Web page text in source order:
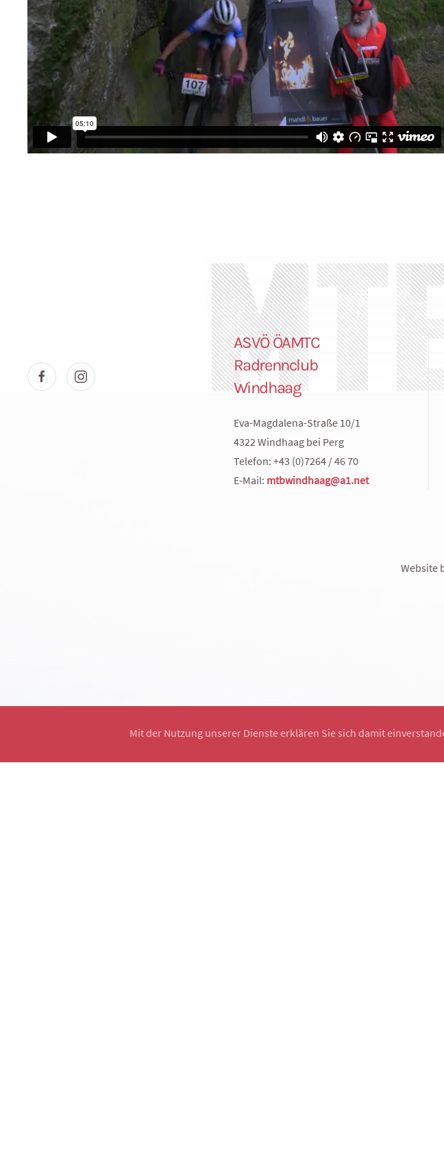
ASVÖ ÖAMTC
Radrennclub
Windhaag
Eva-Magdalena-Straße 10/1
4322 Windhaag bei Perg
Telefon: +43 (0)7264 / 46 70
E-Mail: mtbwindhaag@a1.net
Website
Mit der Nutzung unserer Dienste erklären Sie sich damit